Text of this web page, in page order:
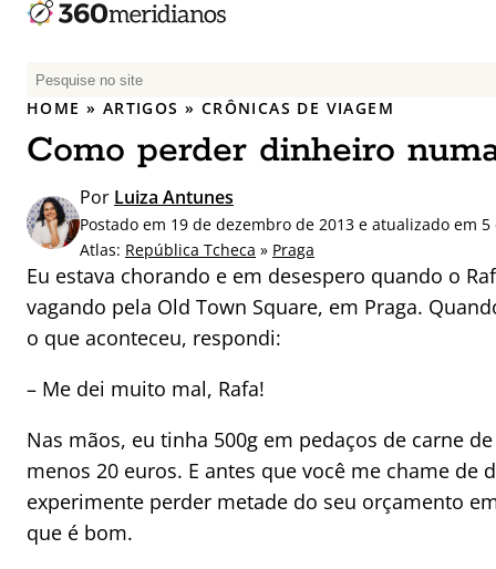
P
e
q
i
s
r
p
o
:
HOME » ARTIGOS » CRÔNICAS DE VIAGEM
Como perder dinheiro
Por Luiza Antunes
Postado em 19 de dezembro de 2013 e atualizado em
Atlas: República Tcheca » Praga
Eu estava chorando e em desespero quando o
vagando pela Old Town Square, em Praga.
o que aconteceu, respondi:
– Me dei muito mal, Rafa!
Nas mãos, eu tinha 500g em pedaços de carne
menos 20 euros. E antes que você me chame de
experimente perder metade do seu orçamento
que é bom.